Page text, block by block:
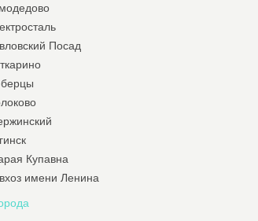
Посад
Купавна
имени Ленина